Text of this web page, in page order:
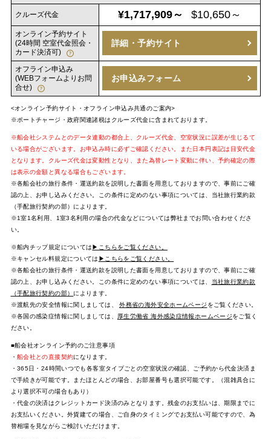
クルーズ代金 ¥1,717,909～ $10,650～
オンライン予約サイト
(24時間 空室代金照会・
カード決済可)
詳細・予約サイト
オフライン申込み
(WEBフォームよりお問
合せ)
お申込みフォーム
<オンライン予約サイト・オフライン申込み共通のご案内>
※ポートチャージ・政府関連諸税はクルーズ代金に含まれております。
※船会社システムとのデータ連動の都合上、クルーズ代金、空室状況に誤差が生じるて
いる場合がございます。お申込み時に必ずご確認ください。また日本円表記は目安代金
となります。クルーズ代金は変動性となり、また為替レート変動に伴い、予約確定の際
は表示の金額と異なる場合もございます。
※各船会社の旅行条件・運送約款を説明した書面を用意しておりますので、事前にご確
認の上、お申し込みください。この条件に定めのない事項については、当社旅行業約款
（手配旅行契約の部）によります。
※1室1名利用、1室3名利用の場合の代金などについては弊社までお問い合わせくださ
い。
※船内チップ規定については▶こちらをご覧ください。
※キャンセル料規定については ▶こちらをご覧ください。
※各船会社の旅行条件・運送約款を説明した書面を用意しておりますので、事前にご確
認の上、お申し込みください。この条件に定めのない事項については、
当社旅行業約款
（手配旅行契約の部） によります。
※渡航先の安全情報に関しましては、外務省の海外安全ホームページ をご覧ください。
※各国の感染症情報に関しましては、
厚生労働省 海外感染症情報ホームページをご覧く
ださい。
■船会社オンライン予約のご注意事項
・ 船会社との直接契約になります。
・365日・24時間いつでも各客室タイプごとの空室状況の確認、ご予約から代金決済ま
で手続きが可能です。またほとんどの場合、お部屋番号も選択可能です。（混雑具合に
より選択不可の場合もあり）
・代金の決済はクレジットカード決済のみとなります。残金のお支払いは、期限までに
お支払いください。外貨建ての場合、ご自身のタイミングでお支払い可能ですので、為
替相場を見ながらご検討いただけます。